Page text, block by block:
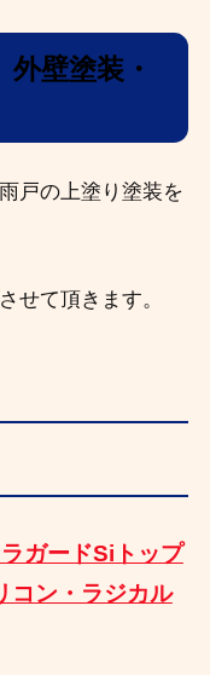
壁塗装・
戸の上塗り塗装を
せて頂きます。
ガードSiトップ
コン・ラジカル